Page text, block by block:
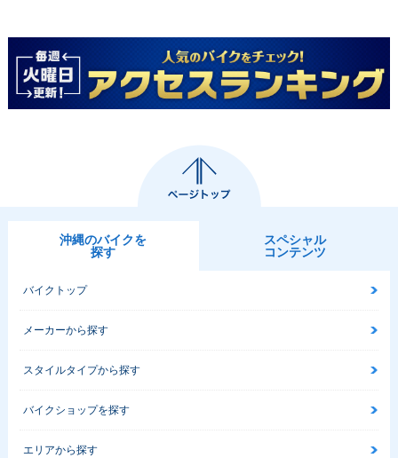
沖縄のバイクを
探す
スペシャル
コンテンツ
バイクトップ
メーカーから探す
スタイルタイプから探す
バイクショップを探す
エリアから探す